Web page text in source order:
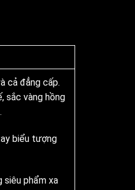
cả đẳng cấp.
sắc vàng hồng
biểu tượng
siêu phẩm xa